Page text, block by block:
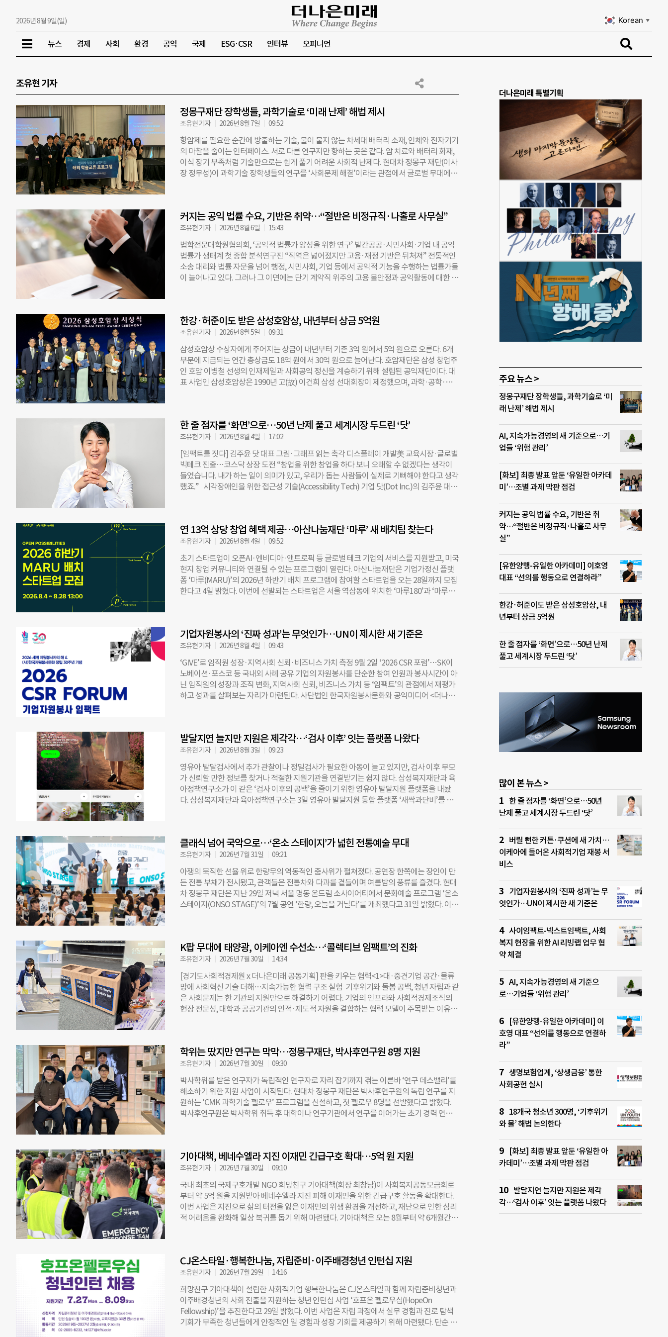
2026년 8월 9일(일) Korean ▼
뉴스 경제 사회 환경 공익 국제 ESG·CSR 인터뷰 오피니언
조유현 기자
정몽구재단 장학생들, 과학기술로 ‘미래 난제’ 해법 제시
조유현 기자 2026년 8월 7일 09:52
항암제를 필요한 순간에 방출하는 기술, 불이 붙지 않는 차세대 배터리 소재, 인체와 전자기기
의 마찰을 줄이는 인터페이스. 서로 다른 연구지만 향하는 곳은 같다. 암 치료와 배터리 화재,
이식 장기 부족처럼 기술만으로는 쉽게 풀기 어려운 사회적 난제다. 현대차 정몽구 재단(이사
장 정무성)이 과학기술 장학생들의 연구를 ‘사회문제 해결’이라는 관점에서 글로벌 무대에 선
가 공동 주최하는 학술대회다. 올해는 재미한인과학기술자협회 창립 55주년을 맞아 ‘상상에
서 혁신으로, 그리고 현실로(From Imagination to Innovation – Into Reality)’를 주제로 5일
부터 8일까지 열리고 있다. 한미 양국의 과학자와 연구자, 기업가 등 1000~2000명이 참여한
다. 이번 포럼에서 눈에 띈 것은 장학생들이 자신의 연구 성과 자체보다 연구가 어떤 문제를
해결할 수 있는지에 초점을 맞췄다는 점이다. 현대차 정몽구 재단은 ‘현대차 정몽구 스칼러
십’을 통해 과학기술 인재를 지원해 왔다. 이번 UKC에는 장학생 15명이 동행했다. 발표자로
는 강유리 포항공과대학교 석박통합과정, 김경현 홍익대학교 석사과정, 최유림 포항공과대
구’를 활용한 약물전달 시스템을 소개했다. 기존 항암 치료에서는 약물이 정상 조직에도 영향
을 미치면서 부작용이 발생할 수 있는데, 강 장학생의 연구는 외부 자극을 이용해 항암제가 방
출되는 시점을 보다 정밀하게 조절하는 데 초점을 맞췄다.
커지는 공익 법률 수요, 기반은 취약…“절반은 비정규직·나홀로 사무실”
조유현 기자 2026년 8월 6일 15:43
법학전문대학원협의회, ‘공익적 법률가 양성을 위한 연구’ 발간공공·시민사회·기업 내 공익
법률가 생태계 첫 종합 분석연구진 “직역은 넓어졌지만 고용·재정 기반은 뒤처져” 전통적인
소송 대리와 법률 자문을 넘어 행정, 시민사회, 기업 등에서 공익적 기능을 수행하는 법률가들
이 늘어나고 있다. 그러나 그 이면에는 단기 계약직 위주의 고용 불안정과 공익활동에 대한 사
총 12명의 연구진이 참여해 공익적 법률가의 활동 영역을 ▲공공 ▲시민사회 ▲민간기업 ▲
법학전문대학원·연구기관 ▲개별 변호사 등 5개 분야로 나눠 분석했다. 기존 비영리·시민단
체 중심으로 다뤄져 온 공익변호사의 범위를 공공기관과 기업 등으로 넓혀 종합적으로 살펴
본 것이 이번 연구의 가장 큰 특징이다. 연구진이 정보공개청구를 통해 파악한 결과, 공공 영
역으로 진출하는 변호사의 규모는 증가세를 보이고 있지만, 기관 및 지역 간 인력 격차가 컸
다. 중앙행정기관의 경우 57개 조사 대상 기관 중 최소 44개 기관에 총 460명의 변호사가 재
직 중이며, 국세청(86명)과 감사원(43명) 등 주요 부처에 다수가 포진해 있다. 전국 107개 지
가 없는 것으로 확인됐다. 특히 비수도권 군(郡) 단위 기관 중 변호사가 있는 곳은 단 14%에
그쳤다. 공익변호사에 대한 인사
한강·허준이도 받은 삼성호암상, 내년부터 상금 5억원
조유현 기자 2026년 8월 5일 09:31
삼성호암상 수상자에게 주어지는 상금이 내년부터 기존 3억 원에서 5억 원으로 오른다. 6개
부문에 지급되는 연간 총상금도 18억 원에서 30억 원으로 늘어난다. 호암재단은 삼성 창업주
인 호암 이병철 선생의 인재제일과 사회공익 정신을 계승하기 위해 설립된 공익재단이다. 대
표 사업인 삼성호암상은 1990년 고(故) 이건희 삼성 선대회장이 제정했으며, 과학·공학·의
의학상 ▲예술상 ▲사회봉사상 등 6개다. 상금 인상은 호암 이병철 선생 서거 40주기에 맞춰
시행된다. 재단은 수상자에 대한 지원과 예우를 강화하고 삼성호암상의 국제적 위상을 높이
기 위한 결정이라고 설명했다. 이번 상금 인상을 통해 과학기술 연구자들이 보다 도전적인 연
구를 이어갈 수 있도록 지원하고, 순수예술과 사회봉사 분야에 대한 관심과 지원도 확대한다
는 계획이다. 김황식 호암재단 이사장은 “이번 상금 증액을 계기로 세계적 성취를 이루며 사
회 각계에서 활약하는 우수한 후보자들이 적극 추천되기를 기대한다”며 “국내외에서 연구와
창작 활동에 매진하고 봉사 정신을 실천하는 인재들이 우리 사회에 더 많이 알려지길 바란
예정이다. 한편, 삼성호암상은 1991년 첫 시상 이후 올해 제36회까지 총 188명의 수상자를
배출했으며, 누적 상금은 379억 원이다. 역대 수상자 가운데는 이후 세계적인
한 줄 점자를 ‘화면’으로…50년 난제 풀고 세계시장 두드린 ‘닷’
조유현 기자 2026년 8월 4일 17:02
[임팩트를 짓다] 김주윤 닷 대표 그림·그래프 읽는 촉각 디스플레이 개발美 교육시장·글로벌
빅테크 진출…코스닥 상장 도전 “창업을 위한 창업을 하다 보니 오래할 수 없겠다는 생각이
들었습니다. 내가 하는 일이 의미가 있고, 우리가 돕는 사람들이 실제로 기뻐해야 한다고 생각
했죠.” 시각장애인을 위한 접근성 기술(Accessibility Tech) 기업 닷(Dot Inc.)의 김주윤 대표
업에도 이름을 올리며 코스닥 상장에 도전하고 있다. ◇ “박물관 유물 같던 점자책”…편견
깬 스마트워치 김 대표가 처음부터 장애 분야 창업을 결심한 것은 아니었다. 20대 초반 유학
생 연결 플랫폼 등 여러 사업에 도전했지만 큰 의미를 찾지 못했다. 전환점은 대학 시절 찾아
왔다. 지체장애가 있는 친구들과 약 2년간 셰어하우스에서 함께 살며 장애를 ‘자연스러운 다
름’으로 받아들이게 됐다. 그러다 우연히 시각장애인이 읽는 점자 성경책을 보고 충격을 받았
다. “마치 박물관에 있는 고대 유물 같았습니다. 부피가 엄청나게 컸죠. 종이책이 전자책으로
바뀌는 시대인데, 왜 시각장애인의 기술 발전은 이렇게 느릴까 의문이었습니다.” 당시 시각
‘닷 워치(Dot Watch)’다. 스마트폰과 연결해 시간, 문자메시지, 알림 등을 움직이는
연 13억 상당 창업 혜택 제공…아산나눔재단 ‘마루’ 새 배치팀 찾는다
조유현 기자 2026년 8월 4일 09:52
초기 스타트업이 오픈AI·엔비디아·앤트로픽 등 글로벌 테크 기업의 서비스를 지원받고, 미국
현지 창업 커뮤니티와 연결될 수 있는 프로그램이 열린다. 아산나눔재단은 기업가정신 플랫
폼 ‘마루(MARU)’의 2026년 하반기 배치 프로그램에 참여할 스타트업을 오는 28일까지 모집
한다고 4일 밝혔다. 이번에 선발되는 스타트업은 서울 역삼동에 위치한 ‘마루180’과 ‘마루
드·AI, 개발, 채용, 홍보, 복지 등 분야에서 연간 약 13억 원 상당의 서비스를 무료 또는 할인된
가격으로 제공한다. 해외 진출 지원도 강화했다. 엔비디아 인셉션 VC 얼라이언스를 기반으로
해외 진출을 지원하고, 미국 샌프란시스코에 마련한 재단의 글로벌 커뮤니티 거점 ‘마루SF’
멤버십 지원 자격도 부여한다. 투자와 경영 지원 프로그램도 운영한다. 배치팀은 업계 전문가
와 선배 창업자 80여 명에게 일대일 멘토링을 받을 수 있는 ‘마루커넥트’와 국내외 벤처캐피
털(VC)을 연결하는 ‘마루IR매칭’에 참여할 수 있다. 스타트업 대표가 핵심 지표를 점검하고 실
행 전략을 세우는 팀 성장 코칭도 제공한다. 마루에는 현재 약 30개 스타트업과 국내외 VC, 액
트워크와도 연결될 수 있다. 사무공간은 팀 규모에 따라 최대 12인실까지 제공된다. 회의실과
이벤트홀, 촬영 스튜디오, 세미나실 등
기업자원봉사의 ‘진짜 성과’는 무엇인가…UN이 제시한 새 기준은
조유현 기자 2026년 8월 4일 09:43
‘GIVE’로 임직원 성장·지역사회 신뢰·비즈니스 가치 측정 9월 2일 ‘2026 CSR 포럼’…SK이
노베이션·포스코 등 국내외 사례 공유 기업의 자원봉사를 단순한 참여 인원과 봉사시간이 아
닌 임직원의 성장과 조직 변화, 지역사회 신뢰, 비즈니스 가치 등 ‘임팩트’의 관점에서 재평가
하고 성과를 살펴보는 자리​가 마련된다. 사단법인 한국자원봉사문화와 공익미디어 <더나은
Volunteer Engagement·GIVE)’를 중심으로 기업자원봉사의 성과 측정 방식을 논의한다.
GIVE는 유엔자원봉사단이 2025년 12월 처음 공식 제시한 자원봉사 성과 측정 프레임이다.
이는 자원봉사의 가치를 ▲개인적 가치 ▲공동체적 가치 ▲경제적 가치 ▲촉진 환경 등 네 가
지 차원에서 살펴본다. 포럼에서는 이러한 관점을 실제 기업자원봉사에 어떻게 적용할 수 있
을지 국내외 사례를 통해 점검한다. 정진경 광운대학교 교수가 UNV의 GIVE를 소개하고, 미
국 자원봉사 전문기관 ‘Points of Light’의 조슬린 넬슨(Jocelyn Nelson) 수석디렉터와 슈 카
터 카일(Dr. Sue Carter Kahl) 선임고문이 ‘참여에서 임팩트로(From Participation to
봉사를 지원하는 기업 내부 환경과 성과관리 모델을 소개하고, 김소현 퍼솔코리아 전무는 자
원봉사 경험이 임직원의 성장과 조직 몰입에 미치는 영향을 발표한다. 기업과 지역사회 간 관
계도 주요 의제다. 김미래 포스코 대리는 기업자원봉사를 통해 축적되는 지역사회의 ‘신뢰 자
본’과 위기 대응 사례를
발달지연 늘지만 지원은 제각각…‘검사 이후’ 잇는 플랫폼 나왔다
조유현 기자 2026년 8월 3일 09:23
영유아 발달검사에서 추가 관찰이나 정밀검사가 필요한 아동이 늘고 있지만, 검사 이후 부모
가 신뢰할 만한 정보를 찾거나 적절한 지원기관을 연결받기는 쉽지 않다. 삼성복지재단과 육
아정책연구소가 이 같은 ‘검사 이후의 공백’을 줄이기 위한 영유아 발달지원 플랫폼을 내놨
다. 삼성복지재단과 육아정책연구소는 3일 영유아 발달지원 통합 플랫폼 ‘새싹과단비’를 공
건강보험공단의 한국 영유아 발달선별검사(K-DST)에서 ‘추적검사요망’ 판정을 받은 아동 비
율은 2012년 2.1%에서 2023년 12.3%로 약 6배 증가했다. 정밀검사가 필요한 ‘심화평가권
고’ 비율도 같은 기간 0.9%에서 3.3%로 3배 넘게 늘었다. 문제는 검사 이후다. 부모와 교사가
검사 결과를 받아도 아이의 상태를 어떻게 이해해야 하는지, 가정이나 교육현장에서 무엇을
해야 하는지, 필요할 경우 어느 기관을 찾아야 하는지 관련 정보를 각각 찾아야 했다. 지역마
다 발달지원 서비스의 대상과 운영 방식이 다른 점도 접근을 어렵게 하는 요인으로 꼽힌다.
‘새싹과단비’는 이 과정을 하나로 연결한 것이 특징이다. 육아정책연구소가 개발한 영유아 발
다. 추가 진단이나 치료가 필요한 경우에는 아동의 거주지역을 기준으로 전문기관 정보도 확
인할 수 있다. 즉 ‘발달체크→결과 확인→맞춤형 놀이→지역 전문기관 탐색’까지 플랫폼 안
에서 이어지도록 설계했다. 특정 장애나 발달지연
클래식 넘어 국악으로…‘온소 스테이지’가 넓힌 전통예술 무대
조유현 기자 2026년 7월 31일 09:21
아쟁의 묵직한 선율 위로 한량무의 역동적인 춤사위가 펼쳐졌다. 공연장 한쪽에는 장인이 만
든 전통 부채가 전시됐고, 관객들은 전통차와 다과를 곁들이며 여름밤의 풍류를 즐겼다. 현대
차 정몽구 재단은 지난 29일 저녁 서울 명동 온드림 소사이어티에서 문화예술 프로그램 ‘온소
스테이지(ONSO STAGE)’의 7월 공연 ‘한량, 오늘을 거닐다’를 개최했다고 31일 밝혔다. 이날
호영이 무대에 올랐다. 출연진은 ‘윤윤석류 아쟁산조’와 창작안무 ‘쟁’을 선보였다. 아쟁 특유
의 깊고 힘 있는 소리와 춤을 결합해 전통예술에 담긴 풍류와 자유로운 정신을 표현했다. 공연
장에는 국가무형유산 선자장 김대성 이수자가 제작한 전통 부채도 전시됐다. 공연 전에는 사
전 선정된 관람객을 대상으로 김 이수자가 직접 개발한 전통 부채 만들기 프로그램을 진행했
다. 공연 감상에 전시와 공예 체험을 더해 관객이 전통문화를 입체적으로 경험하도록 구성했
다. 온소 스테이지는 현대차 정몽구 재단과 한경아르떼TV, 케이티풀이 공동 기획한 해설형 공
연 프로그램이다. 2023년 11월 클래식 중심의 격월 공연으로 시작했으며, 2026년부터 매월
고, 시민들의 문화예술 접근성을 높인다는 취지라고 설명했다. 정무성 현대차 정몽구 재단 이
사장은 “K-콘텐츠와 함께 관심이 높아지고 있는 국악과
K팝 무대에 태양광, 이케아엔 수선소…‘콜렉티브 임팩트’의 진화
조유현 기자 2026년 7월 30일 14:34
[경기도사회적경제원 x 더나은미래 공동기획] 판을 키우는 협력<1>대·중견기업 공간·물류
망에 사회혁신 기술 더해…지속가능한 협력 구조 실험 기후위기와 돌봄 공백, 청년 자립과 같
은 사회문제는 한 기관의 지원만으로 해결하기 어렵다. 기업의 인프라와 사회적경제조직의
현장 전문성, 대학과 공공기관의 인적·제도적 자원을 결합하는 협력 모델이 주목받는 이유다.
매장 안에 재봉 서비스 공간을 연다. 이는 기업이 보유한 인프라에 사회적경제조직의 기술과
서비스를 결합한 협력 사업이다. 기업의 일회성 기부나 정부의 단기 지원만으로 해결하기 어
려운 문제를 대·중견기업과 사회적경제조직, 대학, 지방자치단체가 공동 사업으로 풀겠다는
시도다. 경기도사회적경제원의 ‘2026 사회환경 문제해결 지원사업’이 현장 실증에 들어갔
다. 올해는 기후변화 대응, 돌봄 사각지대 해소, 지역 활성화 분야에서 총 21개 프로젝트가 추
진된다. 이 가운데 기업 협업을 중심으로 한 주요 6개 프로젝트에는 총 2.25억 원이 투입되며,
현장 실증은 2026년 4월부터 10월까지 진행된다. 기업은 공간과 물류망, 판매 채널 등을 제
여 기관을 연결하고 협력 구조를 설계하는 ‘백본(Backbone·중추지원조직)’ 역할을 맡는다.
◇ 폐유니폼 순환·청년 창업…‘사회문제 해결 생태계’ 구축 이번 사업의 가장 큰 목표는 개별
프로젝트가 단발성으로 끝나지 않고, 사업 종료 후에도 협력이
학위는 땄지만 연구는 막막…정몽구재단, 박사후연구원 8명 지원
조유현 기자 2026년 7월 30일 09:30
박사학위를 받은 연구자가 독립적인 연구자로 자리 잡기까지 겪는 이른바 ‘연구 데스밸리’를
해소하기 위한 지원 사업이 시작된다. 현대차 정몽구 재단은 박사후연구원의 독립 연구를 지
원하는 ‘CMK 과학기술 펠로우’ 프로그램을 신설하고, 첫 펠로우 8명을 선발했다고 밝혔다.
박사후연구원은 박사학위 취득 후 대학이나 연구기관에서 연구를 이어가는 초기 경력 연구
국내 트랙은 연간 2000만 원, 해외 트랙은 연간 7000만 원을 최대 2년간 지원한다. 해외에서
연구하는 펠로우는 최대 1억4000만 원의 연구비를 받을 수 있다. 지원 대상은 기존 ‘CMK 과
학기술 스칼러십’ 장학생과 졸업생 가운데 박사후연구원 단계에 진입한 연구자다. 학부와 대
학원에서 지원한 이공계 인재가 박사학위 취득 이후에도 연구를 중단하지 않도록 전주기 지
원 체계를 구축한다는 취지다. 첫 펠로우들의 연구 주제는 환경·에너지와 의료, 첨단 소재 분
야에 걸쳐 있다. 환경 분야에서는 권도희 한양대 연구원이 전처리와 촉매 의존도를 낮춘 단량
체 회수 기술을, 최신형 스위스 연방수생과학기술연구소 연구원이 수용성 고분자의 생분해
됐다. 송우석 미국 캘리포니아대 샌디에이고 연구원은 약물중독과 남용으로 인한 뇌 회로 이
상을 분석해 치료 표적을 찾고, 이승민 하버드
기아대책, 베네수엘라 지진 이재민 긴급구호 확대…5억 원 지원
조유현 기자 2026년 7월 30일 09:10
국내 최초의 국제구호개발 NGO 희망친구 기아대책(회장 최창남)이 사회복지공동모금회로
부터 약 5억 원을 지원받아 베네수엘라 지진 피해 이재민을 위한 긴급구호 활동을 확대한다.
이번 사업은 지진으로 삶의 터전을 잃은 이재민의 위생 환경을 개선하고, 재난으로 인한 심리
적 어려움을 완화해 일상 복귀를 돕기 위해 마련됐다. 기아대책은 오는 8월부터 약 6개월간
영유아키트 1200개, 심리정서키트 600개로 구성된다. 위생키트에는 비누와 칫솔, 치약 등 개
인위생용품이 담긴다. 존엄성키트에는 여성 위생용품을, 영유아키트에는 기저귀와 돌봄용품
을 포함한다. 심리정서키트에는 색연필과 컬러링북, 스토리북 등 아동의 심리 회복을 돕는 물
품을 담아 재난 이후 심리·사회적 회복까지 지원할 예정이다. 기아대책은 2차 긴급구호팀을
현장에 파견해 사업 진행 상황을 점검하고, 물품 배분과 사업 운영을 관리할 계획이다. 향후에
는 재난으로 심리적 어려움을 겪는 이재민을 대상으로 정신건강·심리사회적지원(MHPSS)
사업도 단계적으로 확대한다. 최창남 희망친구 기아대책 회장은 “재난 상황에서는 생존을 위
CJ온스타일·행복한나눔, 자립준비·이주배경청년 인턴십 지원
조유현 기자 2026년 7월 29일 14:16
희망친구 기아대책이 설립한 사회적기업 행복한나눔은 CJ온스타일과 함께 자립준비청년과
이주배경청년의 사회 진출을 지원하는 청년 인턴십 사업 ‘호프온 펠로우십(HopeOn
Fellowship)’을 추진한다고 29일 밝혔다. 이번 사업은 자립 과정에서 실무 경험과 진로 탐색
기회가 부족한 청년들에게 안정적인 일 경험과 성장 기회를 제공하기 위해 마련됐다. 단순 교
더나은미래 특별기획
주요 뉴스 >
정몽구재단 장학생들, 과학기술로 ‘미
래 난제’ 해법 제시
AI, 지속가능경영의 새 기준으로…기
업들 ‘위험 관리’
[화보] 최종 발표 앞둔 ‘유일한 아카데
미’…조별 과제 막판 점검
커지는 공익 법률 수요, 기반은 취
약…“절반은 비정규직·나홀로 사무
실”
[유한양행-유일한 아카데미] 이호영
대표 “선의를 행동으로 연결하라”
한강·허준이도 받은 삼성호암상, 내
년부터 상금 5억원
한 줄 점자를 ‘화면’으로…50년 난제
풀고 세계시장 두드린 ‘닷’
많이 본 뉴스 >
한 줄 점자를 ‘화면’으로…50년
난제 풀고 세계시장 두드린 ‘닷’
버릴 뻔한 커튼·쿠션에 새 가치…
이케아에 들어온 사회적기업 재봉 서
비스
기업자원봉사의 ‘진짜 성과’는 무
엇인가…UN이 제시한 새 기준은
사이임팩트-넥스트임팩트, 사회
복지 현장을 위한 AI 리빙랩 업무 협
약 체결
AI, 지속가능경영의 새 기준으
로…기업들 ‘위험 관리’
[유한양행-유일한 아카데미] 이
호영 대표 “선의를 행동으로 연결하
라”
생명보험업계, ‘상생금융’ 통한
사회공헌 실시
18개국 청소년 300명, ‘기후위기
와 물’ 해법 논의한다
[화보] 최종 발표 앞둔 ‘유일한 아
카데미’…조별 과제 막판 점검
발달지연 늘지만 지원은 제각
각…‘검사 이후’ 잇는 플랫폼 나왔다